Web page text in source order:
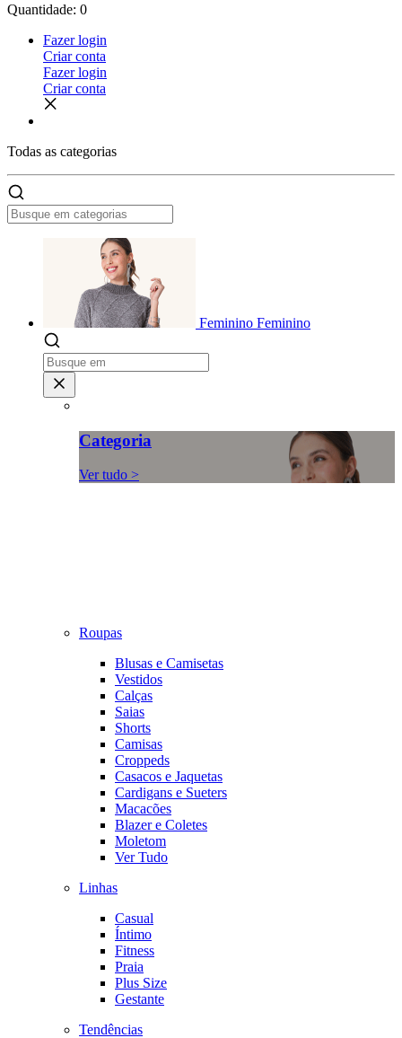
Quantidade: 0
Fazer login
Criar conta
Fazer login
Criar conta
Todas as categorias
Feminino Feminino
Categoria
Ver tudo >
Roupas
Blusas e Camisetas
Vestidos
Calças
Saias
Shorts
Camisas
Croppeds
Casacos e Jaquetas
Cardigans e Sueters
Macacões
Blazer e Coletes
Moletom
Ver Tudo
Linhas
Casual
Íntimo
Fitness
Praia
Plus Size
Gestante
Tendências